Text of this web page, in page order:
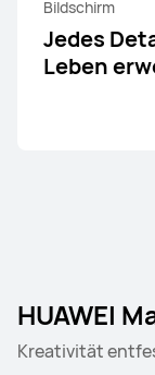
Bildschirm
Jedes
Leben
HUAWEI
Kreativität